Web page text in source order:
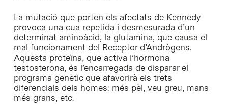
La mutació que porten els afectats de Kennedy
provoca una cua repetida i desmesurada d’un
determinat aminoàcid, la glutamina, que causa el
mal funcionament del Receptor d’Andrògens.
Aquesta proteïna, que activa l’hormona
testosterona, és l’encarregada de disparar el
programa genètic que afavorirà els trets
diferencials dels homes: més pèl, veu greu, mans
més grans, etc.